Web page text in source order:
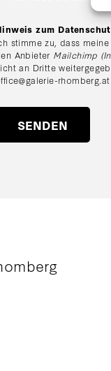
zum
stimme zu, dass
Anbieter Mailchimp
an Dritte
rhomberg.at